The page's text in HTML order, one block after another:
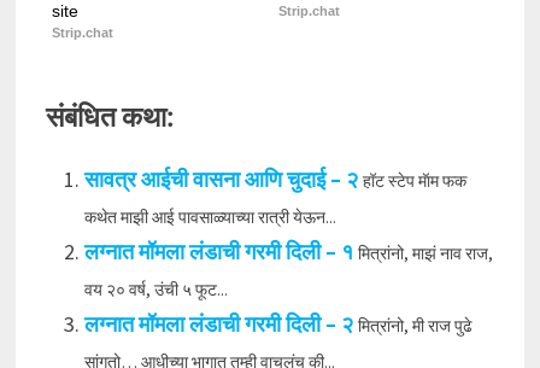
site
Strip.chat
Strip.chat
संबंधित कथा:
सावत्र आईची वासना आणि चुदाई – २ हॉट स्टेप मॅाम फक
कथेत माझी आई पावसाळ्याच्या रात्री येऊन...
लग्नात मॉमला लंडाची गरमी दिली – १ मित्रांनो, माझं नाव राज,
वय २० वर्ष, उंची ५ फूट...
लग्नात मॉमला लंडाची गरमी दिली – २ मित्रांनो, मी राज पुढे
सांगतो… आधीच्या भागात तुम्ही वाचलंच की...